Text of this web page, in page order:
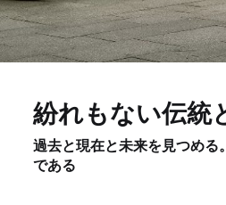
紛れもない伝統
過去と現在と未来を見つめ
である